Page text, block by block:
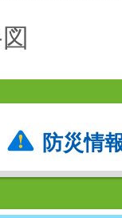
防災情